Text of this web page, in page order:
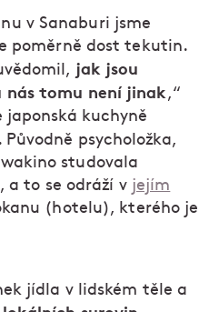
v Sanaburi jsme
poměrně dost tekutin.
jak jsou
nás tomu není jinak,“
japonská kuchyně
. Původně psycholožka,
studovala
a to se odráží v jejím
(hotelu), kterého je
jídla v lidském těle a